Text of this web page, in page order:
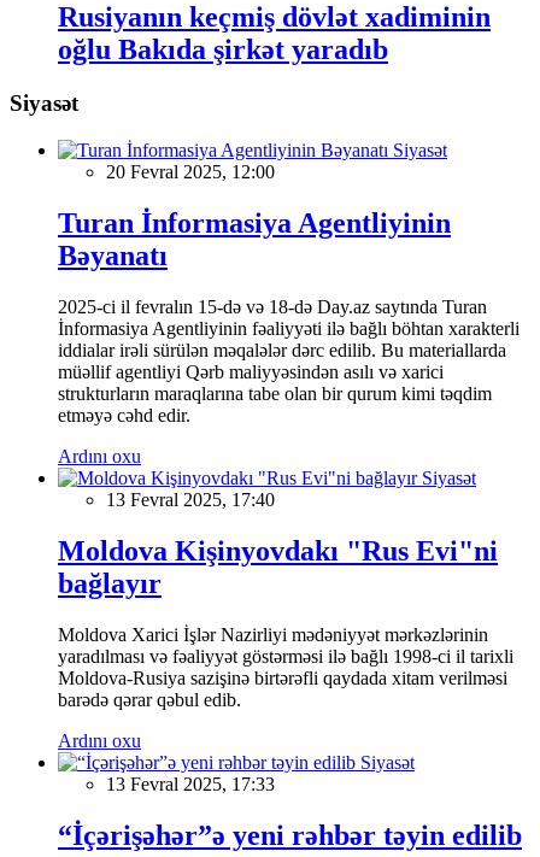
Rusiyanın keçmiş dövlət xadiminin
oğlu Bakıda şirkət yaradıb
Siyasət
Siyasət
20 Fevral 2025, 12:00
Turan İnformasiya Agentliyinin
Bəyanatı
2025-ci il fevralın 15-də və 18-də Day.az saytında Turan
İnformasiya Agentliyinin fəaliyyəti ilə bağlı böhtan xarakterli
iddialar irəli sürülən məqalələr dərc edilib. Bu materiallarda
müəllif agentliyi Qərb maliyyəsindən asılı və xarici
strukturların maraqlarına tabe olan bir qurum kimi təqdim
etməyə cəhd edir.
Ardını oxu
Siyasət
13 Fevral 2025, 17:40
Moldova Kişinyovdakı "Rus Evi"ni
bağlayır
Moldova Xarici İşlər Nazirliyi mədəniyyət mərkəzlərinin
yaradılması və fəaliyyət göstərməsi ilə bağlı 1998-ci il tarixli
Moldova-Rusiya sazişinə birtərəfli qaydada xitam verilməsi
barədə qərar qəbul edib.
Ardını oxu
Siyasət
13 Fevral 2025, 17:33
“İçərişəhər”ə yeni rəhbər təyin edilib